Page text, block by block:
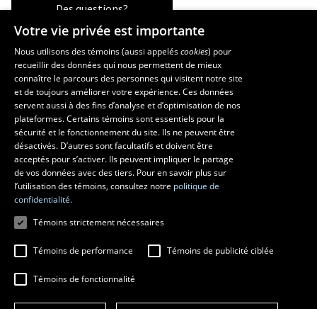
Des questions?
Les écoles et la recherche
École d’art
École supérieure d’aménagement du territoire et de développement
régional
École de design
Centre de recherche en aménagement et développement
© 2026 Université Laval Tous droits réservés
Votre vie privée est importante
Nous utilisons des témoins (aussi appeléscookies) pour
recueillir des données qui nous permettent de mieux
connaître le parcours des personnes qui visitent notre site
et de toujours améliorer votre expérience. Ces données
servent aussi à des fins d’analyse et d’optimisation de nos
plateformes. Certains témoins sont essentiels pour la
sécurité et le fonctionnement du site. Ils ne peuvent être
désactivés. D’autres sont facultatifs et doivent être
acceptés pour s’activer. Ils peuvent impliquer le partage
de vos données avec des tiers. Pour en savoir plus sur
l’utilisation des témoins, consultez notre politique de
confidentialité.
Témoins strictement nécessaires
Témoins de performance Témoins de publicité ciblée
Témoins de fonctionnalité